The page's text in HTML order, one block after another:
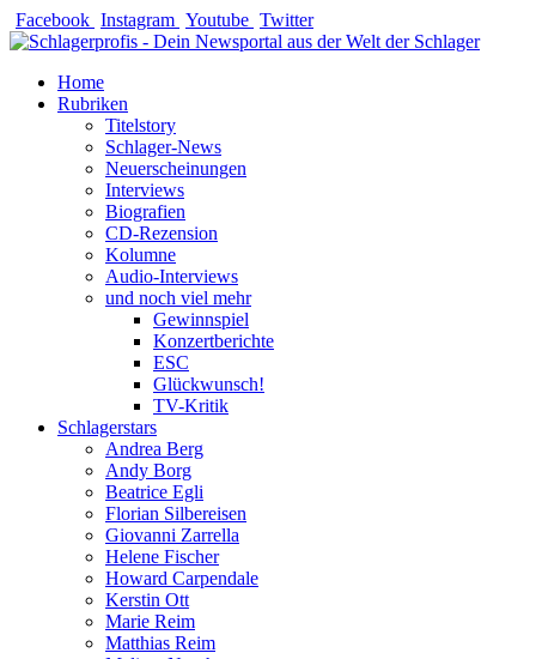
Zum
Inhalt
Facebook Instagram Youtube Twitter
Home
Rubriken
Titelstory
Schlager-News
Neuerscheinungen
Interviews
Biografien
CD-Rezension
Kolumne
Audio-Interviews
und noch viel mehr
Gewinnspiel
Konzertberichte
ESC
Glückwunsch!
TV-Kritik
Schlagerstars
Andrea Berg
Andy Borg
Beatrice Egli
Florian Silbereisen
Giovanni Zarrella
Helene Fischer
Howard Carpendale
Kerstin Ott
Marie Reim
Matthias Reim